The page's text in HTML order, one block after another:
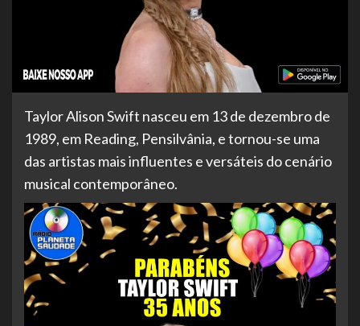
Taylor Alison Swift nasceu em 13 de dezembro de
1989, em Reading, Pensilvânia, e tornou-se uma
das artistas mais influentes e versáteis do cenário
musical contemporâneo.